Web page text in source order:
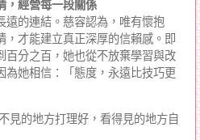
，經營每一段關係
遠的連結。慈容認為，唯有懷抱
，才能建立真正深厚的信賴感。即
百分之百，她也從不放棄學習與改
為她相信：「態度，永遠比技巧更
見的地方打理好，看得見的地方自